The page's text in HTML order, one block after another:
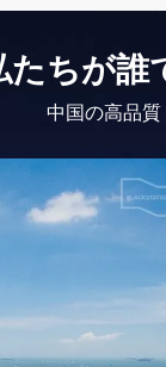
たちが誰
中国の高品